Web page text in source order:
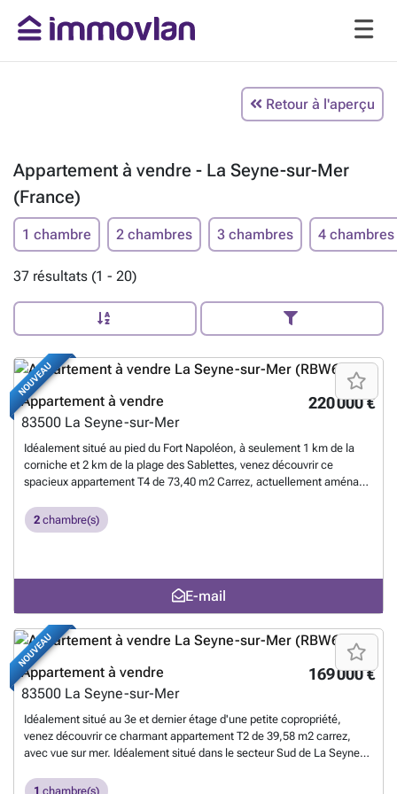
Retour à l'aperçu
Appartement à vendre - La Seyne-sur-Mer
(France)
1 chambre 2 chambres 3 chambres 4 chambres
37 résultats (1 - 20)
NOUVEAU
220 000 €
Appartement à vendre
83500 La Seyne-sur-Mer
Idéalement situé au pied du Fort Napoléon, à seulement 1 km de la
corniche et 2 km de la plage des Sablettes, venez découvrir ce
spacieux appartement T4 de 73,40 m2 Carrez, actuellement aménagé
placards et d'une spacieuse pièce de vie, offrant la possibilité de créer
une troisième chambre, le tout s'ouvrant sur une première terrasse
nuit comprend deux chambres avec placards, dont une avec accès
sur la terrasse, une salle d'eau avec douche à l'italienne ainsi qu'un
WC indépendant. Quelques travaux de rafraîchissement (double
vitrage, cuisine) permettront de révéler pleinement le potentiel et les
nombreux atouts de cet appartement. La climatisation réversible est
présente dans la pièce de vie. Le bien est vendu avec une cave. Le
stationnement est libre et sécurisé au sein de la copropriété.
Possibilité d'acquérir un garage en supplément. 1
2 chambre(s)
E-mail
NOUVEAU
169 000 €
Appartement à vendre
83500 La Seyne-sur-Mer
Idéalement situé au 3e et dernier étage d'une petite copropriété,
venez découvrir ce charmant appartement T2 de 39,58 m2 carrez,
avec vue sur mer. Idéalement situé dans le secteur Sud de La Seyne
se compose d'une pièce de vie avec cuisine aménagée, le tout
1 chambre(s)